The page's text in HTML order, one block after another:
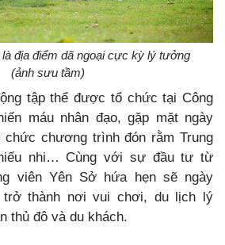
địa điểm dã ngoại cực kỳ lý tưởng
(ảnh sưu tầm)
tập thể được tổ chức tại Công
máu nhân đạo, gặp mặt ngày
chức chương trình đón rằm Trung
nhi… Cùng với sự đầu tư từ
viên Yên Sở hứa hẹn sẽ ngày
trở thành nơi vui chơi, du lịch lý
thủ đô và du khách.